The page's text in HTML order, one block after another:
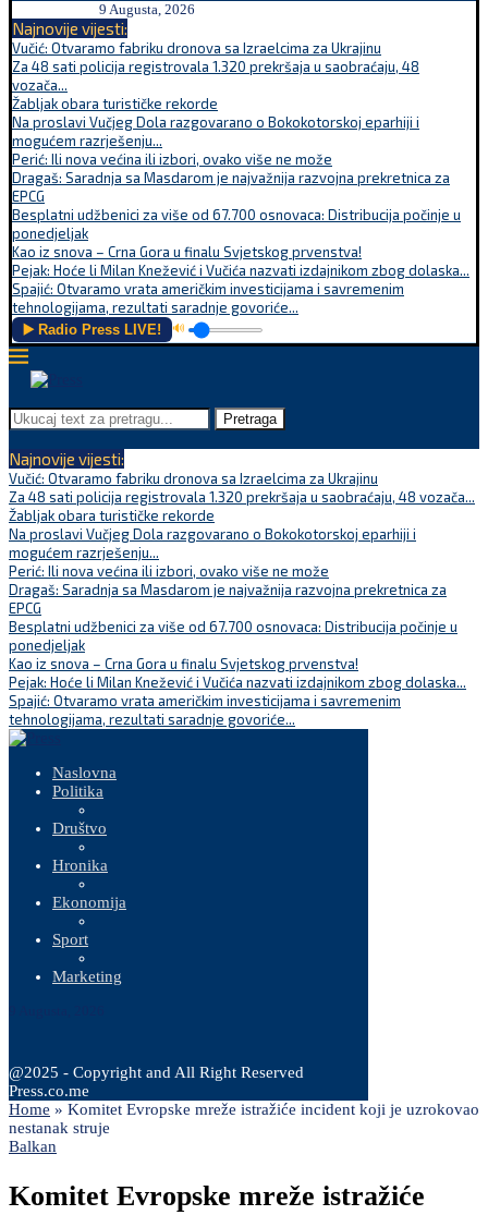
9 Augusta, 2026
Najnovije vijesti:
Vučić: Otvaramo fabriku dronova sa Izraelcima za Ukrajinu
Za 48 sati policija registrovala 1.320 prekršaja u saobraćaju, 48
vozača...
Žabljak obara turističke rekorde
Na proslavi Vučjeg Dola razgovarano o Bokokotorskoj eparhiji i
mogućem razrješenju...
Perić: Ili nova većina ili izbori, ovako više ne može
Dragaš: Saradnja sa Masdarom je najvažnija razvojna prekretnica za
EPCG
Besplatni udžbenici za više od 67.700 osnovaca: Distribucija počinje u
ponedjeljak
Kao iz snova – Crna Gora u finalu Svjetskog prvenstva!
Pejak: Hoće li Milan Knežević i Vučića nazvati izdajnikom zbog dolaska...
Spajić: Otvaramo vrata američkim investicijama i savremenim
tehnologijama, rezultati saradnje govoriće...
▶️ Radio Press LIVE! 🔊
Pretraga
Najnovije vijesti:
Vučić: Otvaramo fabriku dronova sa Izraelcima za Ukrajinu
Za 48 sati policija registrovala 1.320 prekršaja u saobraćaju, 48 vozača...
Žabljak obara turističke rekorde
Na proslavi Vučjeg Dola razgovarano o Bokokotorskoj eparhiji i
mogućem razrješenju...
Perić: Ili nova većina ili izbori, ovako više ne može
Dragaš: Saradnja sa Masdarom je najvažnija razvojna prekretnica za
EPCG
Besplatni udžbenici za više od 67.700 osnovaca: Distribucija počinje u
ponedjeljak
Kao iz snova – Crna Gora u finalu Svjetskog prvenstva!
Pejak: Hoće li Milan Knežević i Vučića nazvati izdajnikom zbog dolaska...
Spajić: Otvaramo vrata američkim investicijama i savremenim
tehnologijama, rezultati saradnje govoriće...
Naslovna
Politika
Društvo
Hronika
Ekonomija
Sport
Marketing
@2025 - Copyright and All Right Reserved
Press.co.me
Home » Komitet Evropske mreže istražiće incident koji je uzrokovao
nestanak struje
Balkan
Komitet Evropske mreže istražiće